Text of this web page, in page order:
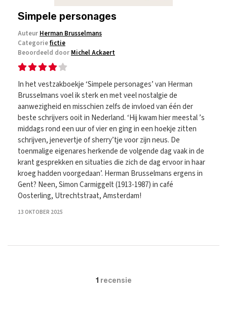
Simpele personages
Auteur Herman Brusselmans
Categoriefictie
Beoordeeld door Michel Ackaert
In het vestzakboekje ‘Simpele personages’ van Herman
Brusselmans voel ik sterk en met veel nostalgie de
aanwezigheid en misschien zelfs de invloed van één der
beste schrijvers ooit in Nederland. ‘Hij kwam hier meestal ’s
middags rond een uur of vier en ging in een hoekje zitten
schrijven, jenevertje of sherry’tje voor zijn neus. De
toenmalige eigenares herkende de volgende dag vaak in de
krant gesprekken en situaties die zich de dag ervoor in haar
kroeg hadden voorgedaan’. Herman Brusselmans ergens in
Gent? Neen, Simon Carmiggelt (1913-1987) in café
Oosterling, Utrechtstraat, Amsterdam!
13 OKTOBER 2025
1 recensie